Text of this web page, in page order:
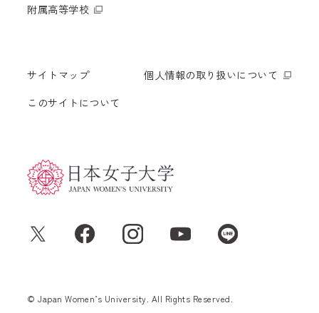
© Japan Women’s University. All Rights Reserved.
附属高等学校
サイトマップ
このサイトについて
個人情報の取り扱いについて